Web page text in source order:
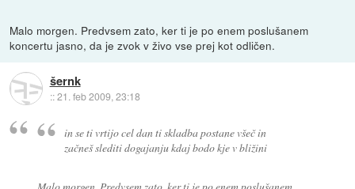
Malo morgen. Predvsem zato, ker ti je po enem poslušanem
koncertu jasno, da je zvok v živo vse prej kot odličen.
šernk
::21. feb 2009, 23:18
in se ti vrtijo cel dan ti skladba postane všeč in
začneš slediti dogajanju kdaj bodo kje v bližini